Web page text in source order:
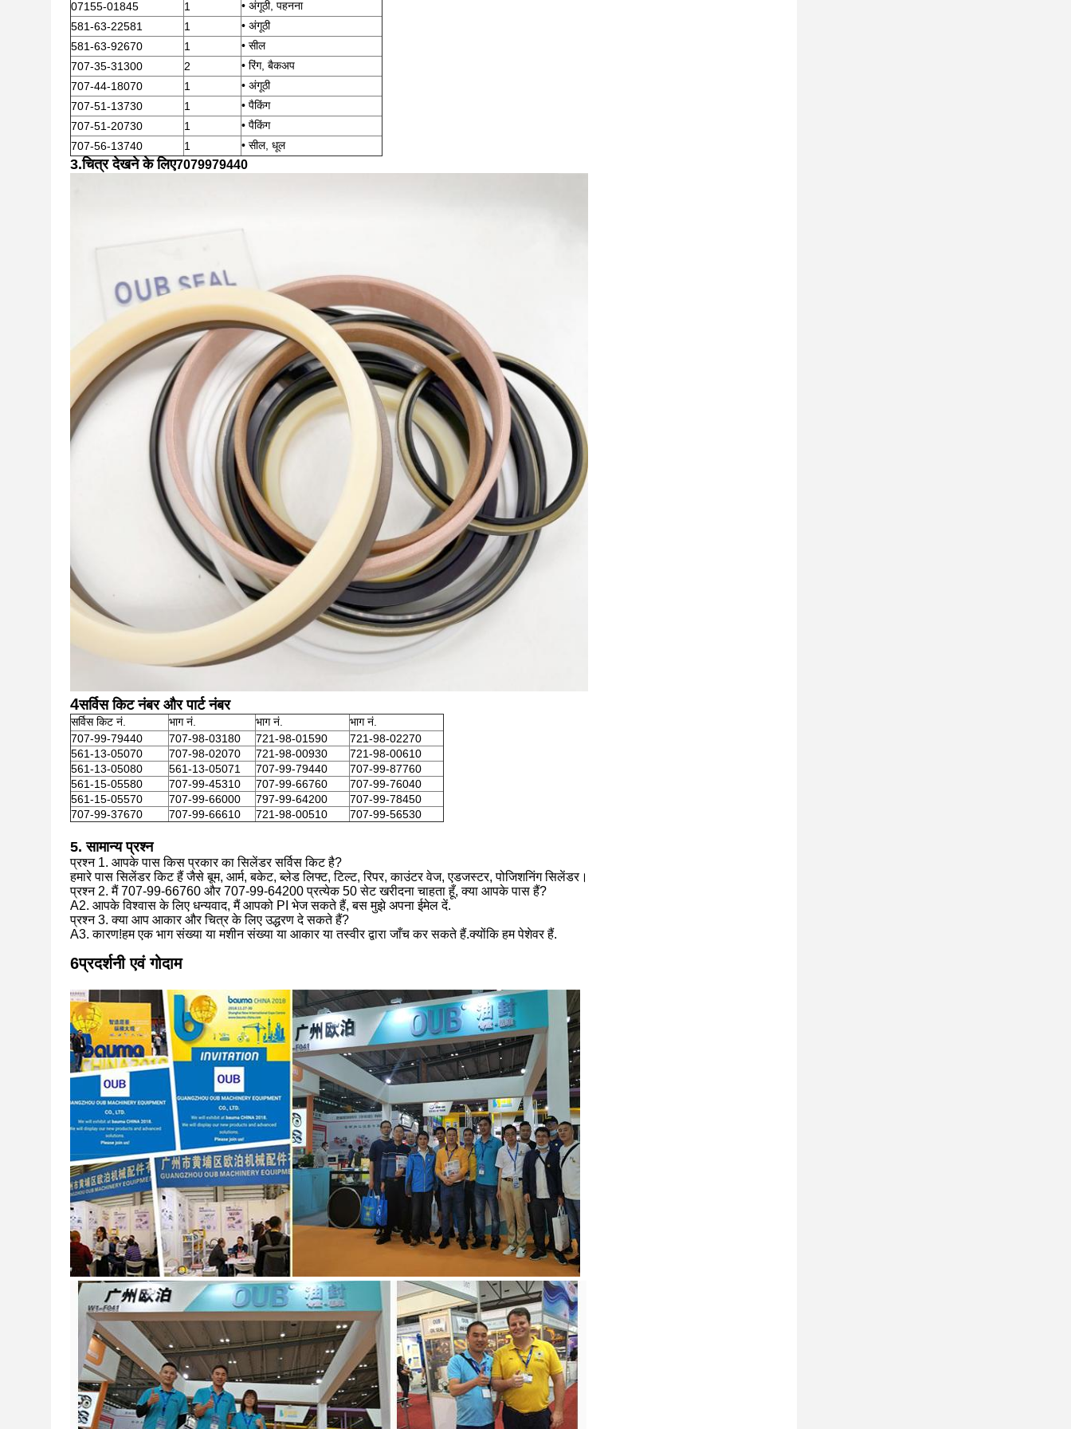
07155-01845
1
• अंगूठी, पहनना
581-63-22581
1
• अंगूठी
581-63-92670
1
• सील
707-35-31300
2
• रिंग, बैकअप
707-44-18070
1
• अंगूठी
707-51-13730
1
• पैकिंग
707-51-20730
1
• पैकिंग
707-56-13740
1 • सील, धूल
3.चित्र देखने के लिए7079979440
4सर्विस किट नंबर और पार्ट नंबर
सर्विस किट नं. भाग नं. भाग नं.
भाग नं.
707-99-79440
707-98-03180 721-98-01590
721-98-02270
561-13-05070
707-98-02070 721-98-00930
721-98-00610
561-13-05080
561-13-05071 707-99-79440
707-99-87760
561-15-05580
707-99-45310 707-99-66760
707-99-76040
561-15-05570
707-99-66000 797-99-64200
707-99-78450
707-99-37670
707-99-66610 721-98-00510 707-99-56530
5. सामान्य प्रश्न
प्रश्न 1. आपके पास किस प्रकार का सिलेंडर सर्विस किट है?
हमारे पास सिलेंडर किट हैं जैसे बूम, आर्म, बकेट, ब्लेड लिफ्ट, टिल्ट, रिपर, काउंटर वेज, एडजस्टर, पोजिशनिंग सिलेंडर।
प्रश्न 2. मैं 707-99-66760 और 707-99-64200 प्रत्येक 50 सेट खरीदना चाहता हूँ, क्या आपके पास हैं?
A2. आपके विश्वास के लिए धन्यवाद, मैं आपको PI भेज सकते हैं, बस मुझे अपना ईमेल दें.
प्रश्न 3. क्या आप आकार और चित्र के लिए उद्धरण दे सकते हैं?
A3. कारण!हम एक भाग संख्या या मशीन संख्या या आकार या तस्वीर द्वारा जाँच कर सकते हैं.क्योंकि हम पेशेवर हैं.
6प्रदर्शनी एवं गोदाम